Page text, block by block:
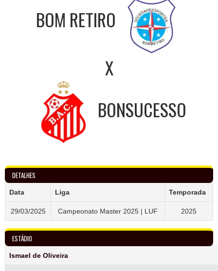
BOM RETIRO
X
BONSUCESSO
DETALHES
Data Liga Temporada
29/03/2025 Campeonato Master 2025 | LUF 2025
ESTÁDIO
Ismael de Oliveira